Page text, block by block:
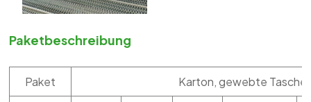
Paketbeschreibung
Paket Karton, gewebte